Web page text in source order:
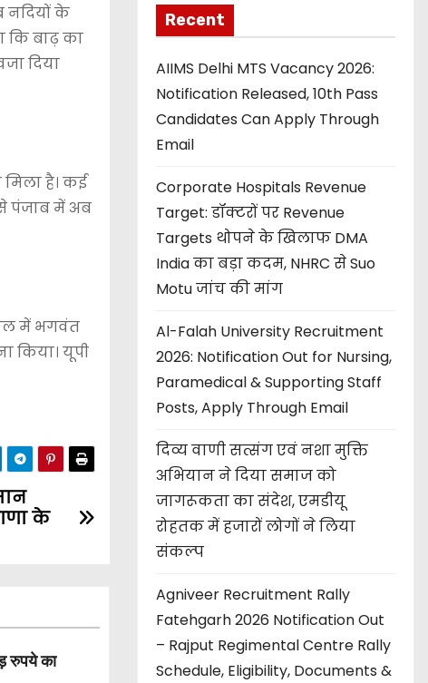
नदियों के
कि बाढ़ का
दिया
मिला है। कई
पंजाब में अब
में भगवंत
किया। यूपी
के
रुपये का
Recent
AIIMS Delhi MTS Vacancy 2026:
Notification Released, 10th Pass
Candidates Can Apply Through
Email
Corporate Hospitals Revenue
Target: डॉक्टरों पर Revenue
Targets थोपने के खिलाफ DMA
India का बड़ा कदम, NHRC से Suo
Motu जांच की मांग
Al-Falah University Recruitment
2026: Notification Out for Nursing,
Paramedical & Supporting Staff
Posts, Apply Through Email
दिव्य वाणी सत्संग एवं नशा मुक्ति
अभियान ने दिया समाज को
जागरूकता का संदेश, एमडीयू
रोहतक में हजारों लोगों ने लिया
संकल्प
Agniveer Recruitment Rally
Fatehgarh 2026 Notification Out
– Rajput Regimental Centre Rally
Schedule, Eligibility, Documents &